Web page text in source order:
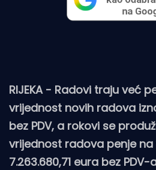
RIJEKA - Radovi traju već
vrijednost novih radova
bez PDV, a rokovi se
vrijednost radova penje
7.263.680,71 eura bez PDV-